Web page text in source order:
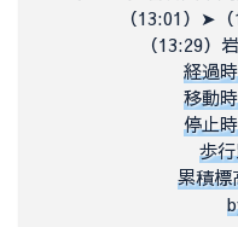
（13:01）➤（
（13:29）
経過
移動
停止
歩
累積標